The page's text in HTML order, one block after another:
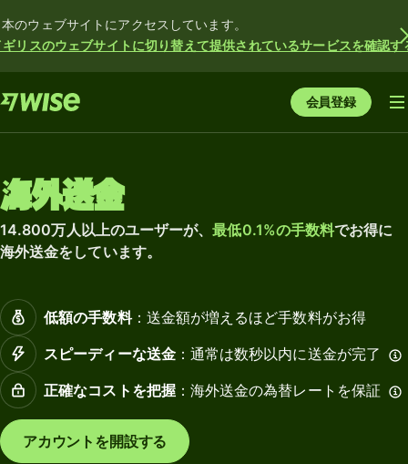
のウェブサイトにアクセスしています。
ギリスのウェブサイトに切り替えて提供されているサービスを確認す
会員登録
海外送金
14.800万人以上のユーザーが、最低0.1%の手数料でお得に
海外送金をしています。
低額の手数料：送金額が増えるほど手数料がお得
スピーディーな送金：通常は数秒以内に送金が完了
正確なコストを把握：海外送金の為替レートを保証
アカウントを開設する